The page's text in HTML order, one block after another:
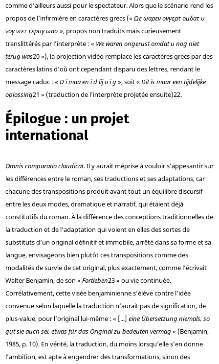
comme d’ailleurs aussi pour le spectateur. Alors que le scénario rend les
propos de l’infirmière en caractères grecs (« Ωε ωαρεν ονγερτ ομδατ υ
νογ νιετ τερυγ ωασ», propos non traduits mais curieusement
translittérés par l’interprète : « We waren ongerust omdat u nog niet
terug was20»), la projection vidéo remplace les caractères grecs par des
caractères latins d’où ont cependant disparu des lettres, rendant le
message caduc : « D i maa en i d lij o i g », soit « Dit is maar een tijdelijke
oplossing21 » (traduction de l’interprète projetée ensuite)22.
Épilogue : un projet
international
Omnis comparatio claudicat. Il y aurait méprise à vouloir s’appesantir sur
les différences entre le roman, ses traductions et ses adaptations, car
chacune des transpositions produit avant tout un équilibre discursif
entre les deux modes, dramatique et narratif, qui étaient déjà
constitutifs du roman. À la différence des conceptions traditionnelles de
la traduction et de l’adaptation qui voient en elles des sortes de
substituts d’un original définitif et immobile, arrêté dans sa forme et sa
langue, envisageons bien plutôt ces transpositions comme des
modalités de survie de cet original, plus exactement, comme l’écrivait
Walter Benjamin, de son « Fortleben23» ou vie continuée.
Corrélativement, cette visée benjaminienne s’élève contre l’idée
convenue selon laquelle la traduction n’aurait pas de signification, de
plus-value, pour l’original lui-même : « [...] eine Übersetzung niemals, so
gut sie auch sei, etwas für das Original zu bedeuten vermag » (Benjamin,
1985, p. 10). En vérité, la traduction, du moins lorsqu’elle s’en donne
l’ambition, est apte à engendrer des transformations, sinon des